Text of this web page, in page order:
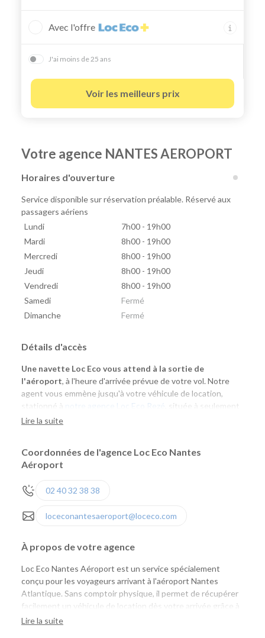
Avec l'offre
J'ai moins de 25 ans
Voir les meilleurs prix
Votre agence NANTES AEROPORT
Horaires d'ouverture
Service disponible sur réservation préalable. Réservé aux
passagers aériens
Lundi
7h00 - 19h00
Mardi
8h00 - 19h00
Mercredi
8h00 - 19h00
Jeudi
8h00 - 19h00
Vendredi
8h00 - 19h00
Samedi
Fermé
Dimanche
Fermé
Détails d'accès
Une navette Loc Eco vous attend à la sortie de
l'aéroport, à l'heure d'arrivée prévue de votre vol. Notre
agent vous emmène jusqu'à votre véhicule de location,
stationné à
notre agence Loc Eco Rezé
, située à seulement
4 kilomètres.
votre véhicule à l’agence Loc Eco Rezé 1 heure avant
l'enregistrement de votre vol.
Lire la suite
Coordonnées de l'agence Loc Eco Nantes
Aéroport
02 40 32 38 38
loceconantesaeroport@loceco.com
À propos de votre agence
Loc Eco Nantes Aéroport est un service spécialement
conçu pour les voyageurs arrivant à l'aéroport Nantes
Atlantique. Sans comptoir physique, il permet de récupérer
facilement un véhicule de location dès votre arrivée grâce à
une navette assurée sur réservation. Un agent Loc Eco vous
Lire la suite